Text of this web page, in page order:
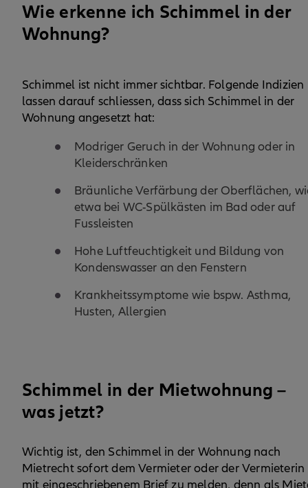
Wie erkenne ich Schimmel in der
Wohnung?
Schimmel ist nicht immer sichtbar. Folgende Indizien
lassen darauf schliessen, dass sich Schimmel in der
Wohnung angesetzt hat:
Modriger Geruch in der Wohnung oder in
Kleiderschränken
Bräunliche Verfärbung der Oberflächen,
etwa bei WC-Spülkästen im Bad oder auf
Fussleisten
Hohe Luftfeuchtigkeit und Bildung von
Kondenswasser an den Fenstern
Krankheitssymptome wie bspw. Asthma,
Husten, Allergien
Schimmel in der Mietwohnung –
was jetzt?
Wichtig ist, den Schimmel in der Wohnung nach
Mietrecht sofort dem Vermieter oder der Vermieterin
mit eingeschriebenem Brief zu melden, denn als